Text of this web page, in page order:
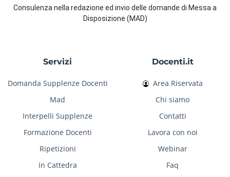
Consulenza nella redazione ed invio delle domande di Messa a
Disposizione (MAD)
Servizi
Domanda Supplenze Docenti
Mad
Interpelli Supplenze
Formazione Docenti
Ripetizioni
In Cattedra
Docenti.it
Area Riservata
Chi siamo
Contatti
Lavora con noi
Webinar
Faq